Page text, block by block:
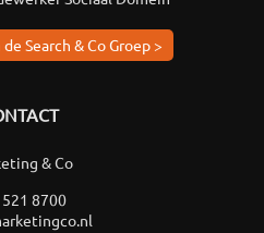
Search & Co Groep >
& Co
8700